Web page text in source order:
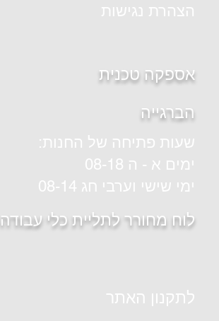
הצהרת נגישות
אספקה טכנית
הברגייה
שעות פתיחה של החנות:
ימים א - ה 08-18
ימי שישי וערבי חג 08-14
לוח מחורר לתליית כלי עבודה
לתקנון האתר